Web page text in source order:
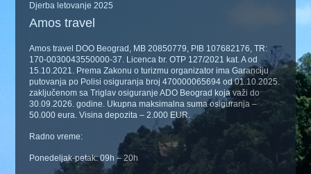
Djerba letovanje 2025
Amos travel
Amos travel DOO Beograd, MB 20850779, PIB 107682176, TR:
170-0030043550000-37. Licenca br. OTP 127/2021 kat. A od
15.10.2021. Prema Zakonu o turizmu organizator ima Garanciju
putovanja po Polisi osiguranja broj 470000065694 od 01.10.2025.
zaključenom sa Triglav osiguranje ADO Beograd koja važi do
30.09.2026. godine. Ukupna maksimalna suma osiguranja –
50.000 eura. Visina depozita – 2.000 EUR.
Radno vreme:
Ponedeljak-petak: 09h – 20h